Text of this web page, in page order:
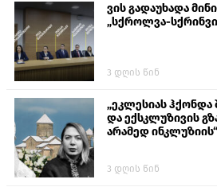
ვის გადაუხადა
„სქროლვა-
3 დღის წინ
„ეკლესიას ჰქონდა
და ექსკლუზივის
არამედ ინკლუზიის“
3 დღის წინ